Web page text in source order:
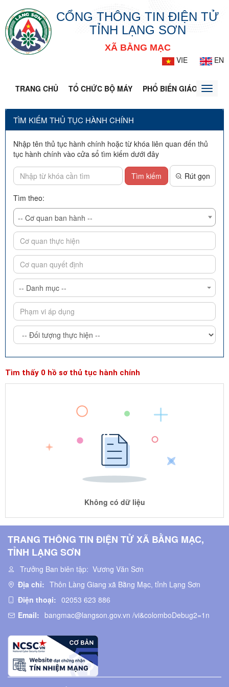
CỔNG THÔNG TIN ĐIỆN TỬ
TỈNH LẠNG SƠN
XÃ BẰNG MẠC
VIE
EN
TRANG CHỦ TỔ CHỨC BỘ MÁY PHỔ BIẾN GIÁO DỤCToggle
TÌM KIẾM THỦ TỤC HÀNH CHÍNH
Nhập tên thủ tục hành chính hoặc từ khóa liên quan đến thủ
tục hành chính vào cửa sổ tìm kiếm dưới đây
Tìm kiếm Rút gọn
Tìm theo:
-- Cơ quan ban hành --
-- Danh mục --
Tìm thấy 0 hồ sơ thủ tục hành chính
Không có dữ liệu
TRANG THÔNG TIN ĐIỆN TỬ XÃ BẰNG MẠC,
TỈNH LẠNG SƠN
Trưởng Ban biên tập: Vương Văn Sơn
Địa chỉ: Thôn Làng Giang xã Bằng Mạc, tỉnh Lạng Sơn
Điện thoại: 02053 623 886
Email: bangmac@langson.gov.vn /vi&colomboDebug2=1n